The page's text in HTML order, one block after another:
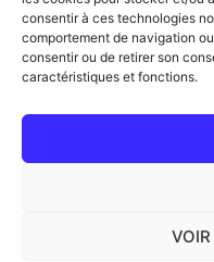
consentir à ces technologies
comportement de navigation
consentir ou de retirer son
caractéristiques et fonctions.
VOIR